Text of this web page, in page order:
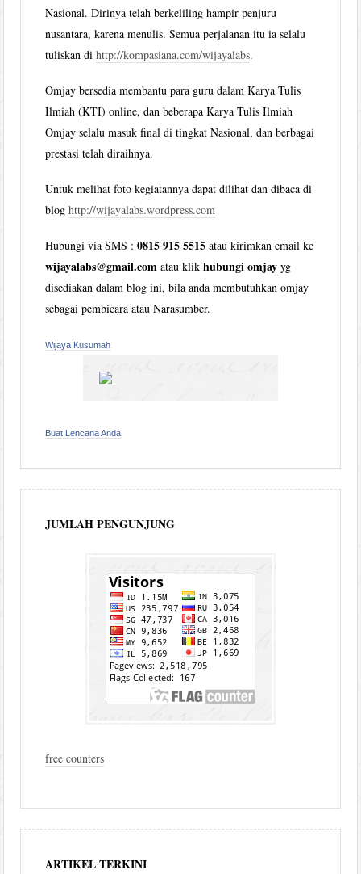
Nasional. Dirinya telah berkeliling hampir penjuru
nusantara, karena menulis. Semua perjalanan itu ia selalu
tuliskan dihttp://kompasiana.com/wijayalabs.
Omjay bersedia membantu para guru dalam Karya Tulis
Ilmiah (KTI) online, dan beberapa Karya Tulis Ilmiah
Omjay selalu masuk final di tingkat Nasional, dan berbagai
prestasi telah diraihnya.
Untuk melihat foto kegiatannya dapat dilihat dan dibaca di
bloghttp://wijayalabs.wordpress.com
Hubungi via SMS :0815 915 5515 atau kirimkan email ke
wijayalabs@gmail.com atau klikhubungi omjay yg
disediakan dalam blog ini, bila anda membutuhkan omjay
sebagai pembicara atau Narasumber.
Wijaya Kusumah
Buat Lencana Anda
JUMLAH PENGUNJUNG
free counters
ARTIKEL TERKINI